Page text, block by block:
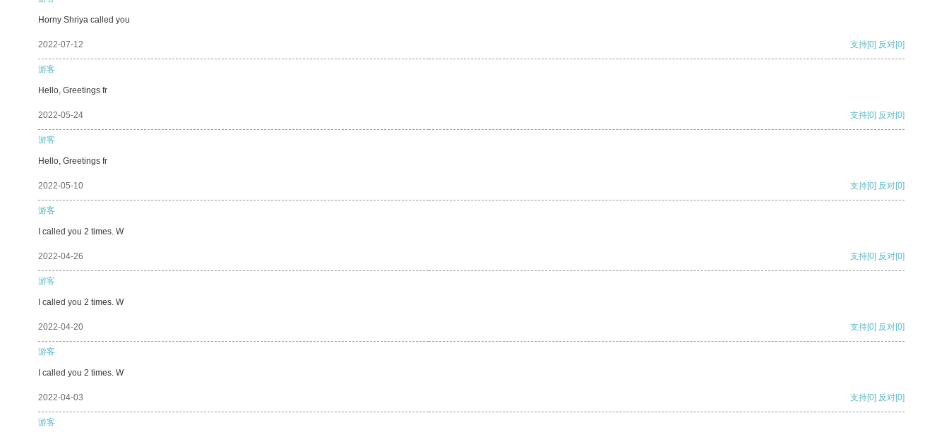
Horny Shriya called you
2022-07-12 支持[0] 反对[0]
游客
Hello, Greetings fr
2022-05-24 支持[0] 反对[0]
游客
Hello, Greetings fr
2022-05-10 支持[0] 反对[0]
游客
I called you 2 times. W
2022-04-26 支持[0] 反对[0]
游客
I called you 2 times. W
2022-04-20 支持[0] 反对[0]
游客
I called you 2 times. W
2022-04-03 支持[0] 反对[0]
游客